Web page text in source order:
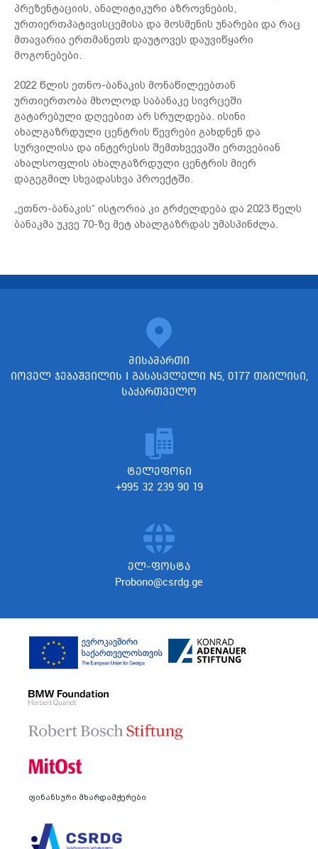
პრეზენტაციის, ანალიტიკური აზროვნების,
ურთიერთპატივისცემისა და მოსმენის უნარები და რაც
მთავარია ერთმანეთს დაუტოვეს დაუვიწყარი
მოგონებები.
2022 წლის ეთნო-ბანაკის მონაწილეებთან
ურთიერთობა მხოლოდ საბანაკე სივრცეში
გატარებული დღეებით არ სრულდება. ისინი
ახალგაზრდული ცენტრის წევრები გახდნენ და
სურვილისა და ინტერესის შემთხვევაში ერთვებიან
ახალსოფლის ახალგაზრდული ცენტრის მიერ
დაგეგმილ სხვადასხვა პროექტში.
„ეთნო-ბანაკის“ ისტორია კი გრძელდება და 2023 წელს
ბანაკმა უკვე 70-ზე მეტ ახალგაზრდას უმასპინძლა.
მისამართი
იოველ ჯებაშვილის I გასასვლელი N5, 0177 თბილისი,
საქართველო
ტელეფონი
+995 32 239 90 19
ელ-ფოსტა
Probono@csrdg.ge
ფინანსური მხარდამჭერები